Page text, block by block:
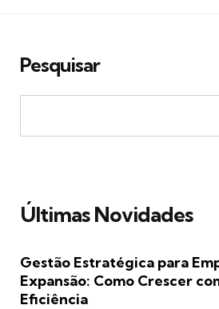
Pesquisar
Últimas Novidades
Gestão Estratégica para
Expansão: Como Crescer
Eficiência